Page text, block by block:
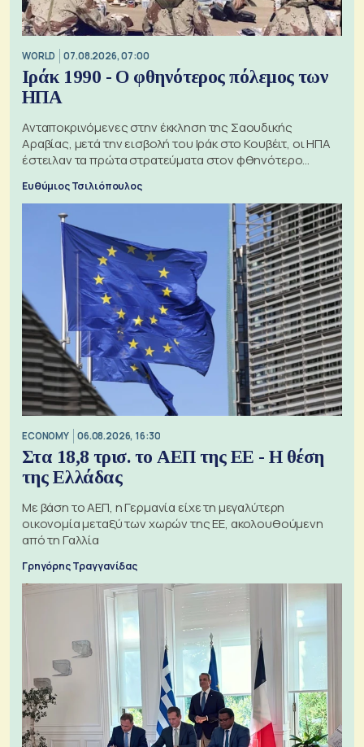
WORLD 07.08.2026, 07:00
Ιράκ 1990 - Ο φθηνότερος πόλεμος των
ΗΠΑ
Ανταποκρινόμενες στην έκκληση της Σαουδικής
Αραβίας, μετά την εισβολή του Ιράκ στο Κουβέιτ, οι ΗΠΑ
έστειλαν τα πρώτα στρατεύματα στον φθηνότερο
Ευθύμιος Τσιλιόπουλος
ECONOMY 06.08.2026, 16:30
Στα 18,8 τρισ. το ΑΕΠ της ΕΕ - Η θέση
της Ελλάδας
Με βάση το ΑΕΠ, η Γερμανία είχε τη μεγαλύτερη
οικονομία μεταξύ των χωρών της ΕΕ, ακολουθούμενη
από τη Γαλλία
Γρηγόρης Τραγγανίδας